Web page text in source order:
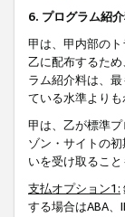
6. プログラム紹
甲は、甲内部の
乙に配布するた
ラム紹介料は、
ている水準より
甲は、乙が標準
ゾン・サイトの
いを受け取るこ
支払オプション1:
する場合はABA